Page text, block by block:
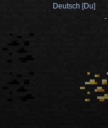
Deutsch [Du]
-